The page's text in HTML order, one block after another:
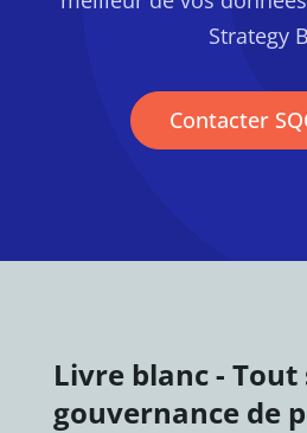
Strategy
Contacter
Livre blanc - Tout
gouvernance de